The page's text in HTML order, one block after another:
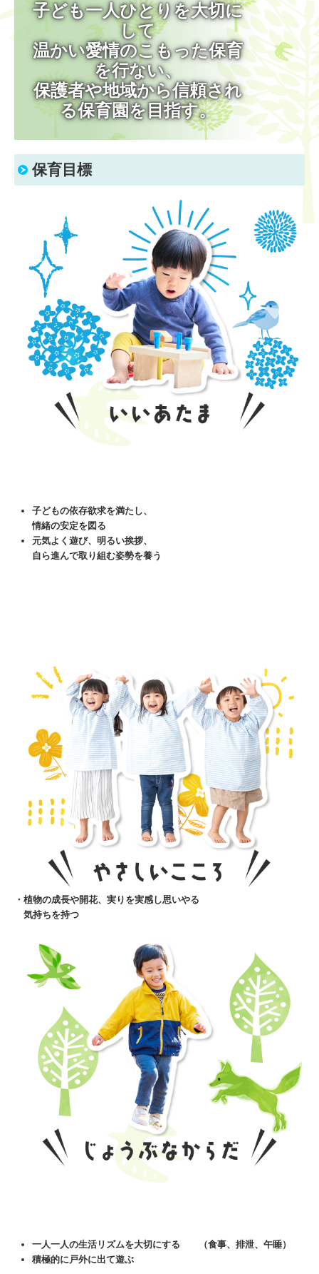
子ども一人ひとりを大切に
して
温かい愛情のこもった保育
を行ない、
保護者や地域から信頼され
る保育園を目指す。
保育目標
子どもの依存欲求を満たし、
情緒の安定を図る
元気よく遊び、明るい挨拶、
自ら進んで取り組む姿勢を養う
・植物の成長や開花、実りを実感し思いやる
気持ちを持つ
一人一人の生活リズムを大切にする （食事、排泄、午睡）
積極的に戸外に出て遊ぶ